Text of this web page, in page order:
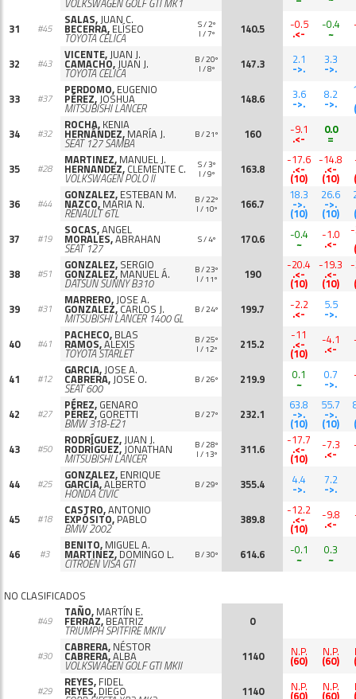
VOLKSWAGEN GOLF GTI MK1
31 #45
SALAS,JUAN C.
BECERRA, ELÍSEO
TOYOTA CELICA
S / 2º
I / 7º 140.5 -0.5
.<-
-0.4
~
32 #43
VICENTE,JUAN J.
CAMACHO,JUAN J.
TOYOTA CELICA
B / 20º
I / 8º 147.3 2.1
->.
3.3
->.
33 #37
PERDOMO, EUGENIO
PÉREZ,JOSHUA
MITSUBISHI LANCER
148.6 3.6
->.
8.2
->.
34
#32
ROCHA, KENIA
HERNÁNDEZ, MARÍA J.
SEAT 127 SAMBA
B / 21º 160 -9.1
.<-
0.0
=
35 #28
MARTINEZ, MANUEL J.
HERNANDEZ, CLEMENTE C.
VOLKSWAGEN POLO II
S / 3º
I / 9º 163.8
-17.6
.<-
(10)
-14.8
.<-
(10)
36
#44
GONZALEZ, ESTEBAN M.
NAZCO, MARIA N.
RENAULT 6TL
B / 22º
I / 10º 166.7
18.3
->.
(10)
26.6
->.
(10)
37
#19
SOCAS,ANGEL
MORALES,ABRAHAN
SEAT 127
S / 4º 170.6 -0.4
~
-1.0
.<-
38
#51
GONZALEZ, SERGIO
GONZALEZ, MANUEL Á.
DATSUN SUNNY B310
B / 23º
I / 11º 190
-20.4
.<-
(10)
-19.3
.<-
(10)
39
#31
MARRERO,JOSE A.
GONZALEZ,CARLOS J.
MITSUBISHI LANCER 1400 GL
B / 24º 199.7 -2.2
.<-
5.5
->.
40 #41
PACHECO, BLAS
RAMOS,ALEXIS
TOYOTA STARLET
B / 25º
I / 12º 215.2
-11
.<-
(10)
-4.1
.<-
41 #12
GARCIA,JOSE A.
CABRERA,JOSE O.
SEAT 600
B / 26º 219.9 0.1
~
0.7
->.
42 #27
PÉREZ, GENARO
PÉREZ, GORETTI
BMW 318-E21
B / 27º 232.1
63.8
->.
(10)
55.7
->.
(10)
43
#50
RODRÍGUEZ,JUAN J.
RODRÍGUEZ,JONATHAN
MITSUBISHI LANCER
B / 28º
I / 13º 311.6
-17.7
.<-
(10)
-7.3
.<-
44 #25
GONZALEZ, ENRIQUE
GARCÍA,ALBERTO
HONDA CIVIC
B / 29º 355.4 4.4
->.
7.2
->.
45 #18
CASTRO,ANTONIO
EXPÓSITO, PABLO
BMW 2002
389.8
-12.2
.<-
(10)
-9.8
.<-
46 #3
BENITO, MIGUEL A.
MARTINEZ, DOMINGO L.
CITROËN VISA GTI
B / 30º 614.6 -0.1
~
0.3
~
NO CLASIFICADOS
#49
TAÑO, MARTÍN E.
FERRAZ, BEATRIZ
TRIUMPH SPITFIRE MKIV
0
#30
CABRERA, NÉSTOR
CABRERA,ALBA
VOLKSWAGEN GOLF GTI MKII
1140 N.P.
(60)
N.P.
(60)
#29
REYES, FIDEL
REYES, DIEGO 1140 N.P.
(60)
N.P.
(60)